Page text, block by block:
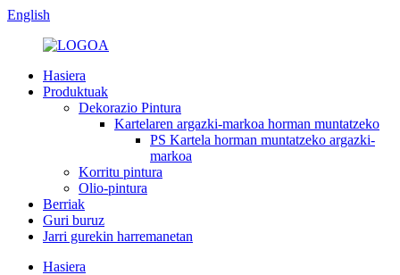
English
Hasiera
Produktuak
Dekorazio Pintura
Kartelaren argazki-markoa horman muntatzeko
PS Kartela horman muntatzeko argazki-
markoa
Korritu pintura
Olio-pintura
Berriak
Guri buruz
Jarri gurekin harremanetan
Hasiera